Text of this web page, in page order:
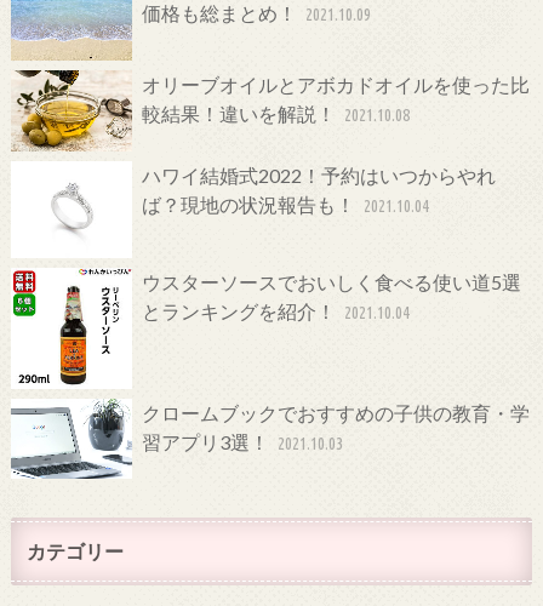
価格も総まとめ！
2021.10.09
オリーブオイルとアボカドオイルを使った比
較結果！違いを解説！
2021.10.08
ハワイ結婚式2022！予約はいつからやれ
ば？現地の状況報告も！
2021.10.04
ウスターソースでおいしく食べる使い道5選
とランキングを紹介！
2021.10.04
クロームブックでおすすめの子供の教育・学
習アプリ3選！
2021.10.03
カテゴリー